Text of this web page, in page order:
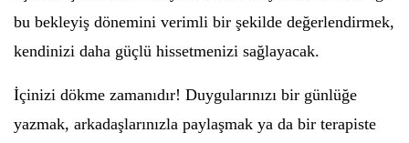
bu bekleyiş dönemini verimli bir şekilde değerlendirmek,
kendinizi daha güçlü hissetmenizi sağlayacak.
İçinizi dökme zamanıdır! Duygularınızı bir günlüğe
yazmak, arkadaşlarınızla paylaşmak ya da bir terapiste